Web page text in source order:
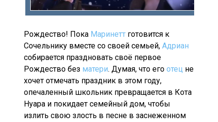
Рождество! Пока Маринетт готовится к
Сочельнику вместе со своей семьей, Адриан
собирается праздновать своё первое
Рождество без матери. Думая, что его отец не
хочет отмечать праздник в этом году,
опечаленный школьник превращается в Кота
Нуара и покидает семейный дом, чтобы
излить свою злость в песне в заснеженном